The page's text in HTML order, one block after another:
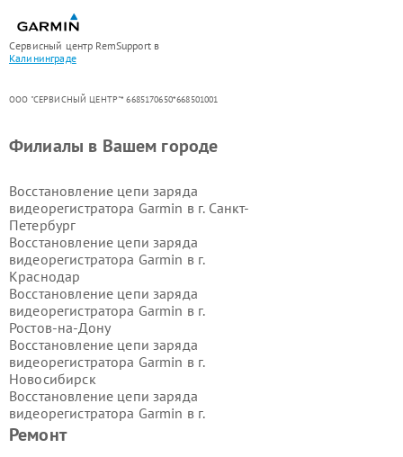
Сервисный центр RemSupport в
Калининграде
ООО "СЕРВИСНЫЙ ЦЕНТР"* 6685170650*668501001
Ремонт
Филиалы в Вашем городе
Восстановление цепи заряда
видеорегистратора Garmin в г. Санкт-
Петербург
Восстановление цепи заряда
видеорегистратора Garmin в г.
Краснодар
Восстановление цепи заряда
видеорегистратора Garmin в г.
Ростов-на-Дону
Восстановление цепи заряда
видеорегистратора Garmin в г.
Новосибирск
Восстановление цепи заряда
видеорегистратора Garmin в г.
Екатеринбург
Восстановление цепи заряда